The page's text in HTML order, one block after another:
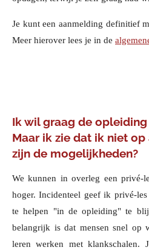
Je kunt een aanmelding definitief
Meer hierover lees je in de
Ik wil graag de
Maar ik zie dat ik niet
zijn de mogelijkheden?
We kunnen in overleg een privé-
hoger. Incidenteel geef ik privé-les
te helpen "in de opleiding" te
belangrijk is dat mensen snel op
leren werken met